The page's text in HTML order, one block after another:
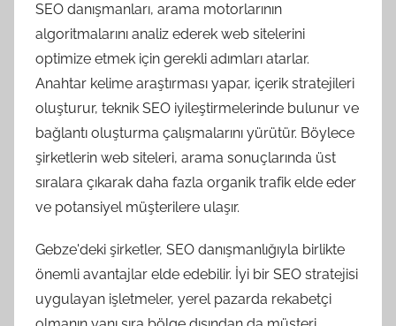
SEO danışmanları, arama motorlarının
algoritmalarını analiz ederek web sitelerini
optimize etmek için gerekli adımları atarlar.
Anahtar kelime araştırması yapar, içerik stratejileri
oluşturur, teknik SEO iyileştirmelerinde bulunur ve
bağlantı oluşturma çalışmalarını yürütür. Böylece
şirketlerin web siteleri, arama sonuçlarında üst
sıralara çıkarak daha fazla organik trafik elde eder
ve potansiyel müşterilere ulaşır.
Gebze'deki şirketler, SEO danışmanlığıyla birlikte
önemli avantajlar elde edebilir. İyi bir SEO stratejisi
uygulayan işletmeler, yerel pazarda rekabetçi